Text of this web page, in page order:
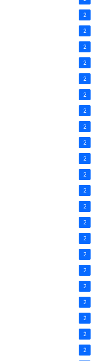
2
2
2
2
2
2
2
2
2
2
2
2
2
2
2
2
2
2
2
2
2
2